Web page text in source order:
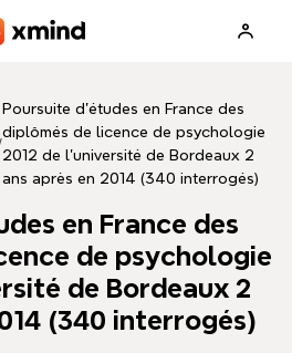
Poursuite d'études en France des
diplômés de licence de psychologie
2012 de l'université de Bordeaux 2
ans après en 2014 (340 interrogés)
en France des
de psychologie
de Bordeaux 2
(340 interrogés)